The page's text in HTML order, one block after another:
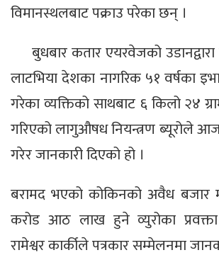
विमानस्थलबाट पक्राउ परेका छन् ।
बुधबार कतार एयरवेजको
लाटभिया देशका नागरिक ५१ वर्षका
गरेका व्यक्तिको साथबाट ६ किलो २४
गरिएको लागुऔषध नियन्त्रण ब्यूरोले
गरेर जानकारी दिएको हो ।
बरामद भएको कोकिनको अवैध बजार
करोड आठ लाख हुने व्युरोका प्रवक्ता
रामेश्वर कार्कीले पत्रकार सम्मेलनमा